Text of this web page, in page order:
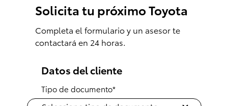
Consultas Reclamos 0-800-00669
Solicita tu próximo Toyota
Completa el formulario y un asesor te
contactará en 24 horas.
Datos del cliente
Tipo de documento*